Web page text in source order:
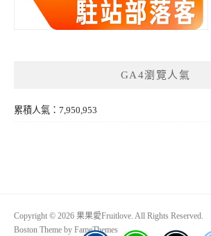
GA4瀏覽人氣
累積人氣：7,950,953
Copyright © 2026 果果愛Fruitlove. All Rights Reserved.
Boston Theme by FameThemes